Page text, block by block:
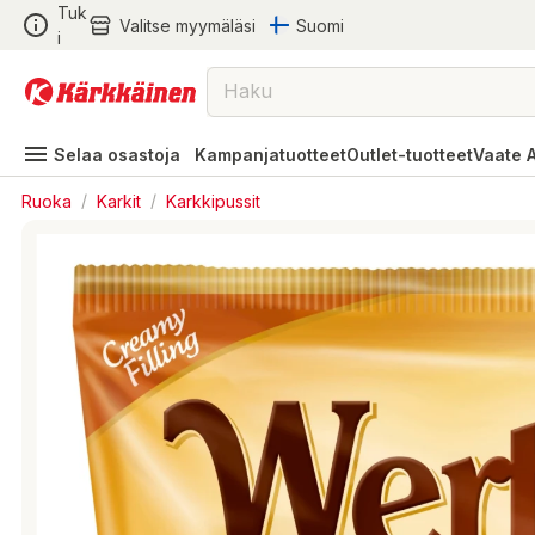
Tuk
i
Valitse myymäläsi Suomi
Selaa osastoja KampanjatuotteetOutlet-tuotteetVaate
Ruoka / Karkit / Karkkipussit